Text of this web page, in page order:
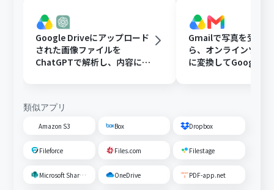
Google Driveにアップロード
された画像ファイルを
ChatGPTで解析し、内容に応
Gmailで写真を受け
ら、オンラインツー
に変換してGoogle
類似アプリ
Amazon S3 Box Dropbox
Fileforce Files.com Filestage
Microsoft SharePoint OneDrive PDF-app.net